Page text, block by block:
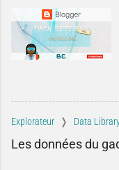
Explorateur Data
Les données du